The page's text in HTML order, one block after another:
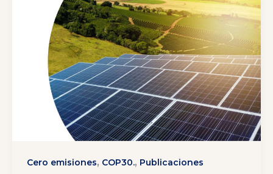
Cero emisiones, COP30., Publicaciones